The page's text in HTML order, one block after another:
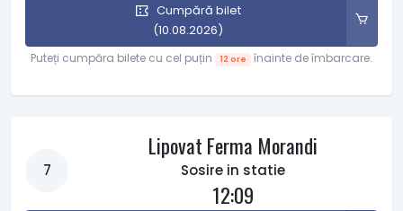
Cumpără bilet
(10.08.2026)
Puteți cumpăra bilete cu cel puțin 12 ore înainte de îmbarcare.
7
Lipovat Ferma Morandi
Sosire in statie
12:09